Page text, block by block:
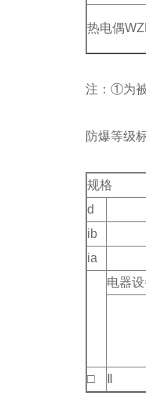
热电偶
注：①为
防爆等级
规格
d
ib
ia
电器
□